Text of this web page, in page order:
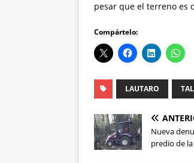
pesar que el terreno es
Compártelo:
LAUTARO
Nueva
predio de